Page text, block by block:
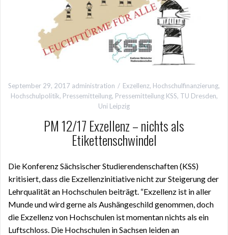
September 29, 2017 administration Exzellenz, Hochschulfinanzierung,
Hochschulpolitik, Pressemitteilung, Pressemitteilung KSS, TU Dresden,
Uni Leipzig
PM 12/17 Exzellenz – nichts als
Etikettenschwindel
Die Konferenz Sächsischer Studierendenschaften (KSS)
kritisiert, dass die Exzellenzinitiative nicht zur Steigerung der
Lehrqualität an Hochschulen beiträgt. “Exzellenz ist in aller
Munde und wird gerne als Aushängeschild genommen, doch
die Exzellenz von Hochschulen ist momentan nichts als ein
Luftschloss. Die Hochschulen in Sachsen leiden an